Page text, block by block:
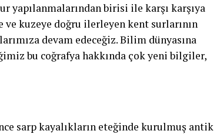
yapılanmalarından birisi ile karşı karşıya
kuzeye doğru ilerleyen kent surlarının
devam edeceğiz. Bilim dünyasına
bu coğrafya hakkında çok yeni bilgiler,
sarp kayalıkların eteğinde kurulmuş antik